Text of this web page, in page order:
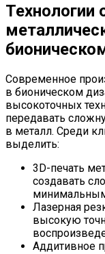
Технологии
Современное
в бионическом
высокоточных
передавать
в металл. Среди
выделить:
3D-печать
создавать
Лазерная
высокую
Аддитивное